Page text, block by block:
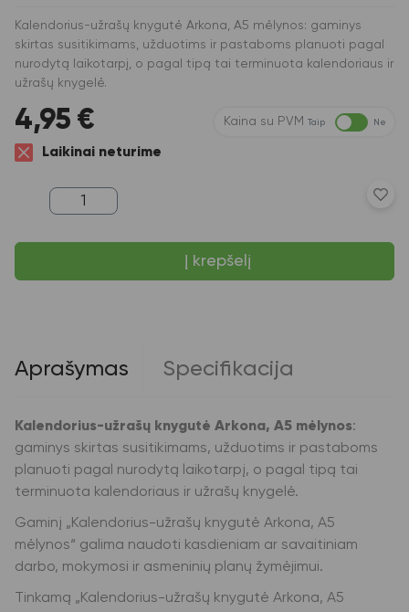
Kalendorius-užrašų knygutė Arkona, A5 mėlynos: gaminys
skirtas susitikimams, užduotims ir pastaboms planuoti pagal
nurodytą laikotarpį, o pagal tipą tai terminuota kalendoriaus ir
užrašų knygelė.
4,95 € Kaina su PVM Taip Ne
Laikinai neturime
produkto
kiekis:
užrašų
Arkona,
puslapį,
kietu
spalvos
Į krepšelį
Aprašymas Specifikacija
Kalendorius-užrašų knygutė Arkona, A5 mėlynos:
gaminys skirtas susitikimams, užduotims ir pastaboms
planuoti pagal nurodytą laikotarpį, o pagal tipą tai
terminuota kalendoriaus ir užrašų knygelė.
Gaminį „Kalendorius-užrašų knygutė Arkona, A5
mėlynos“ galima naudoti kasdieniam ar savaitiniam
darbo, mokymosi ir asmeninių planų žymėjimui.
Tinkamą „Kalendorius-užrašų knygutė Arkona, A5